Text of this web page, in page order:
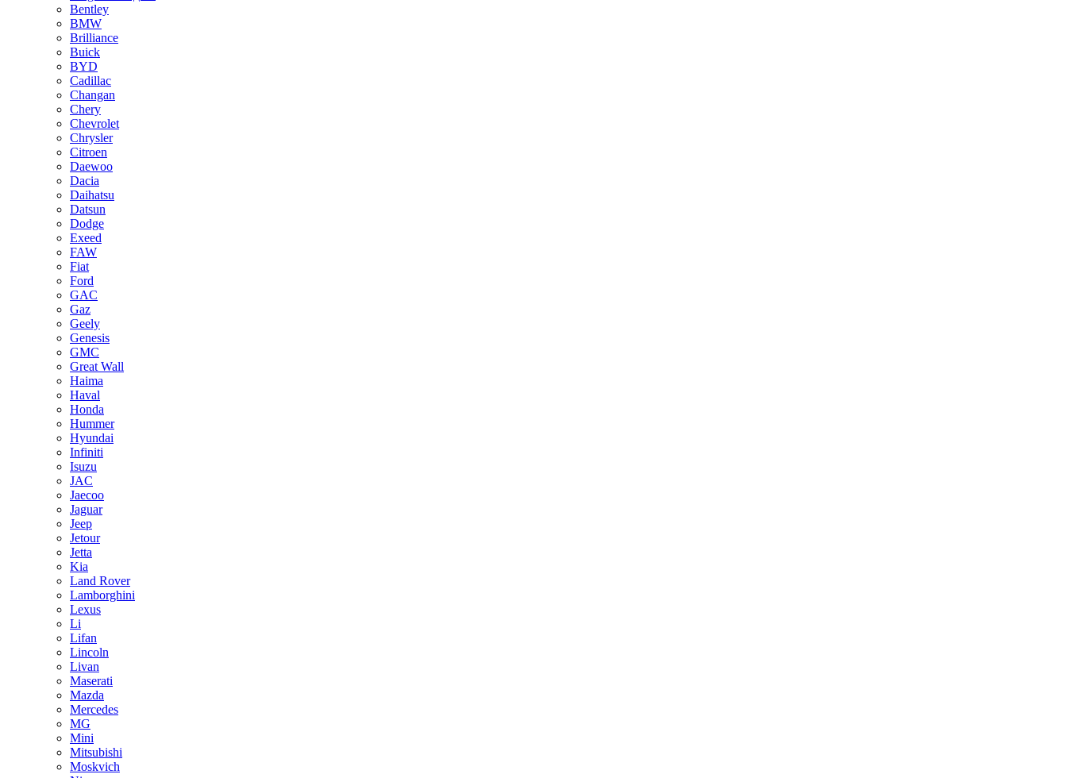
Bentley
BMW
Brilliance
Buick
BYD
Cadillac
Changan
Chery
Chevrolet
Chrysler
Citroen
Daewoo
Dacia
Daihatsu
Datsun
Dodge
Exeed
FAW
Fiat
Ford
GAC
Gaz
Geely
Genesis
GMC
Great Wall
Haima
Haval
Honda
Hummer
Hyundai
Infiniti
Isuzu
JAC
Jaecoo
Jaguar
Jeep
Jetour
Jetta
Kia
Land Rover
Lamborghini
Lexus
Li
Lifan
Lincoln
Livan
Maserati
Mazda
Mercedes
MG
Mini
Mitsubishi
Moskvich